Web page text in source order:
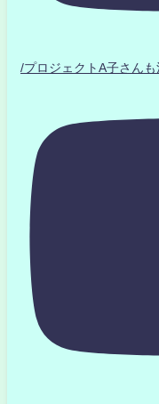
/プロジェクトA子さん